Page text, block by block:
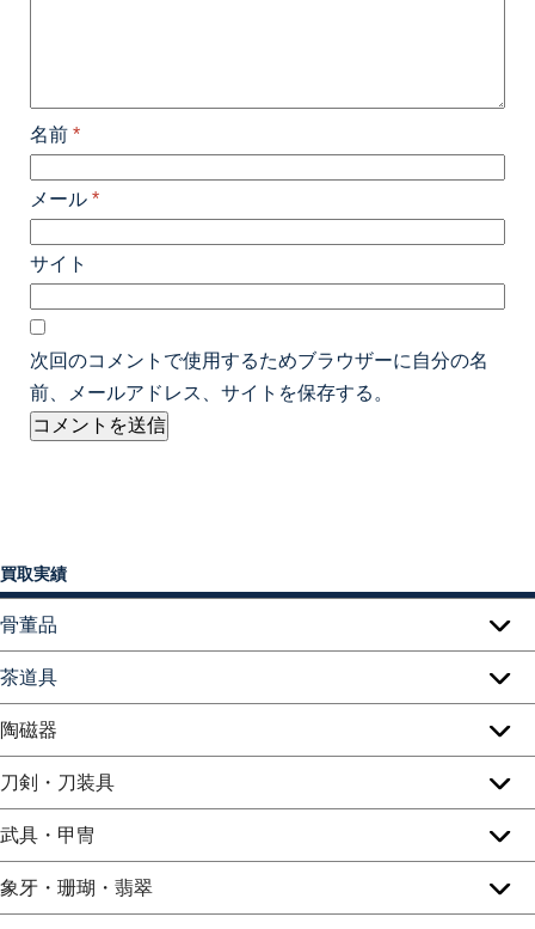
名前 *
メール *
サイト
次回のコメントで使用するためブラウザーに自分の名
前、メールアドレス、サイトを保存する。
買取実績
骨董品
茶道具
陶磁器
刀剣・刀装具
武具・甲冑
象牙・珊瑚・翡翠